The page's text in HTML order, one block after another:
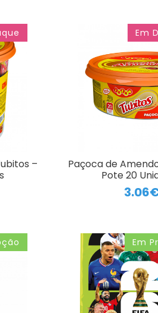
–
Em
Paçoca de
Pote 20
Em